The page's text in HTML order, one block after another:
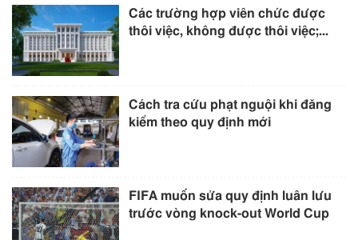
Các trường hợp viên chức được
thôi việc, không được thôi việc;...
Cách tra cứu phạt nguội khi đăng
kiểm theo quy định mới
FIFA muốn sửa quy định luân lưu
trước vòng knock-out World Cup